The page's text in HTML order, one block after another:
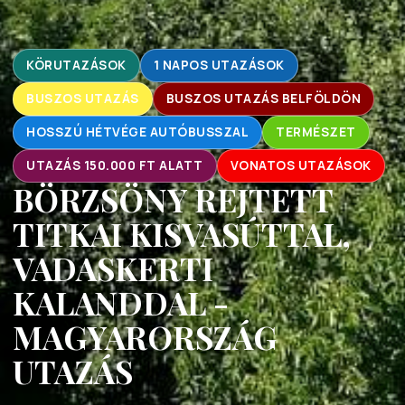
KÖRUTAZÁSOK 1 NAPOS UTAZÁSOK
BUSZOS UTAZÁS BUSZOS UTAZÁS BELFÖLDÖN
HOSSZÚ HÉTVÉGE AUTÓBUSSZAL TERMÉSZET
UTAZÁS 150.000 FT ALATT VONATOS UTAZÁSOK
BÖRZSÖNY REJTETT
TITKAI KISVASÚTTAL,
VADASKERTI
KALANDDAL -
MAGYARORSZÁG
UTAZÁS